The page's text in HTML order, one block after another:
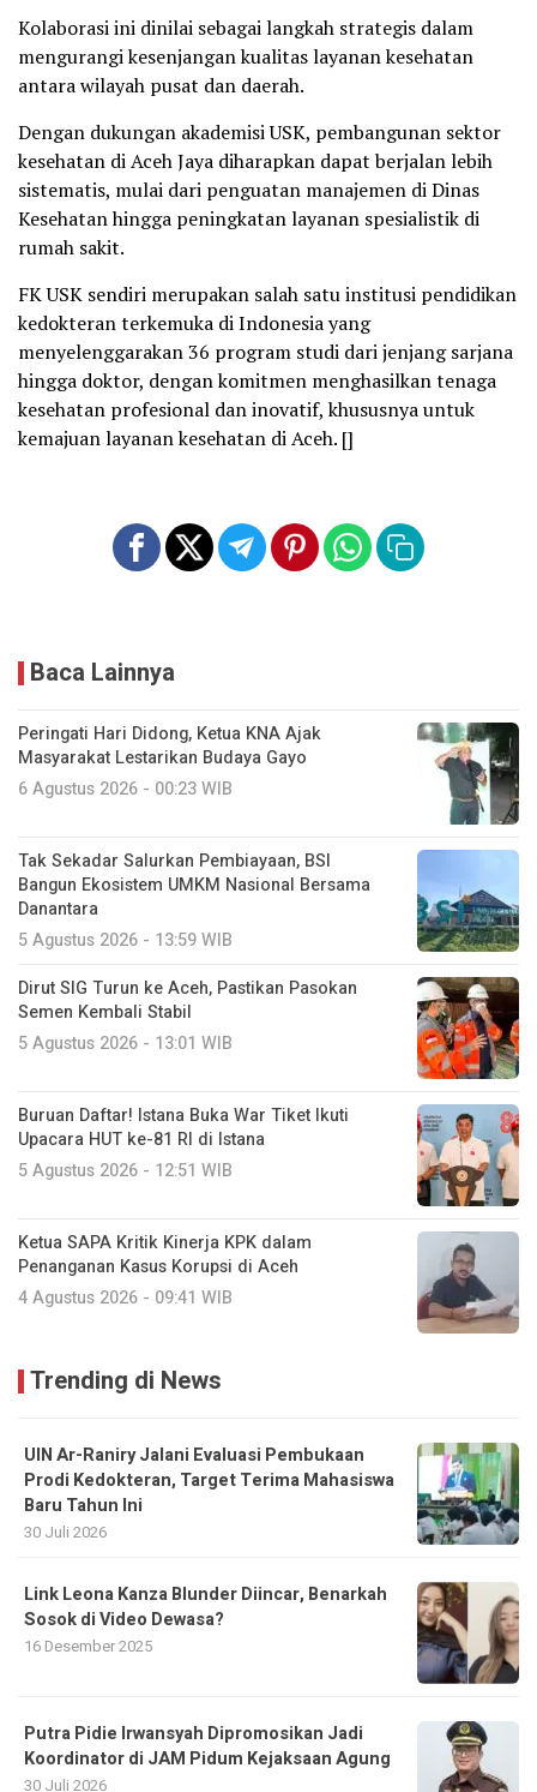
Kolaborasi ini dinilai sebagai langkah strategis dalam
mengurangi kesenjangan kualitas layanan kesehatan
antara wilayah pusat dan daerah.
Dengan dukungan akademisi USK, pembangunan sektor
kesehatan di Aceh Jaya diharapkan dapat berjalan lebih
sistematis, mulai dari penguatan manajemen di Dinas
Kesehatan hingga peningkatan layanan spesialistik di
rumah sakit.
FK USK sendiri merupakan salah satu institusi pendidikan
kedokteran terkemuka di Indonesia yang
menyelenggarakan 36 program studi dari jenjang sarjana
hingga doktor, dengan komitmen menghasilkan tenaga
kesehatan profesional dan inovatif, khususnya untuk
kemajuan layanan kesehatan di Aceh. []
Baca Lainnya
Peringati Hari Didong, Ketua KNA Ajak
Masyarakat Lestarikan Budaya Gayo
6 Agustus 2026 - 00:23 WIB
Tak Sekadar Salurkan Pembiayaan, BSI
Bangun Ekosistem UMKM Nasional Bersama
Danantara
5 Agustus 2026 - 13:59 WIB
Dirut SIG Turun ke Aceh, Pastikan Pasokan
Semen Kembali Stabil
5 Agustus 2026 - 13:01 WIB
Buruan Daftar! Istana Buka War Tiket Ikuti
Upacara HUT ke-81 RI di Istana
5 Agustus 2026 - 12:51 WIB
Ketua SAPA Kritik Kinerja KPK dalam
Penanganan Kasus Korupsi di Aceh
4 Agustus 2026 - 09:41 WIB
Trending di News
UIN Ar-Raniry Jalani Evaluasi Pembukaan
Prodi Kedokteran, Target Terima Mahasiswa
Baru Tahun Ini
30 Juli 2026
Link Leona Kanza Blunder Diincar, Benarkah
Sosok di Video Dewasa?
16 Desember 2025
Putra Pidie Irwansyah Dipromosikan Jadi
Koordinator di JAM Pidum Kejaksaan Agung
30 Juli 2026